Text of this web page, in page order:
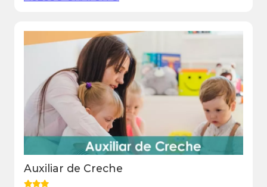
Auxiliar de Creche